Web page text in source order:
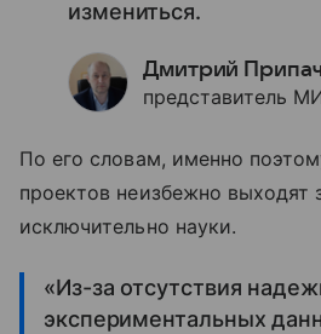
измениться.
Дмитрий
представитель
По его словам, именно
проектов неизбежно выходят
исключительно науки.
«Из-за отсутствия
экспериментальных